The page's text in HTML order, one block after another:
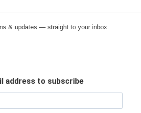
& updates — straight to your inbox.
address to subscribe